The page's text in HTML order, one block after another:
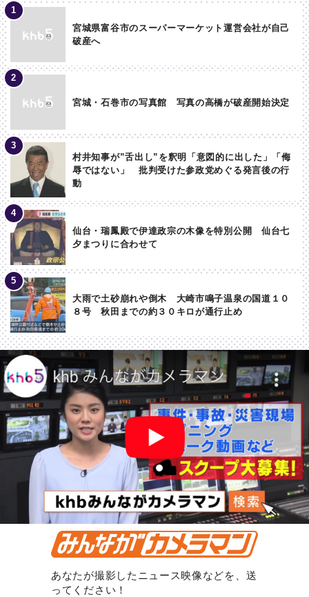
宮城県富谷市のスーパーマーケット運営会社が自己
破産へ
宮城・石巻市の写真館 写真の高橋が破産開始決定
村井知事が”舌出し”を釈明「意図的に出した」「侮
辱ではない」 批判受けた参政党めぐる発言後の行
動
仙台・瑞鳳殿で伊達政宗の木像を特別公開 仙台七
夕まつりに合わせて
大雨で土砂崩れや倒木 大崎市鳴子温泉の国道１０
８号 秋田までの約３０キロが通行止め
あなたが撮影したニュース映像などを、送
ってください！